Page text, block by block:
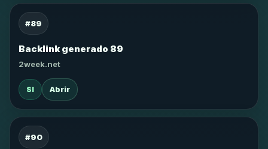
#89
Backlink generado 89
2week.net
SI Abrir
#90